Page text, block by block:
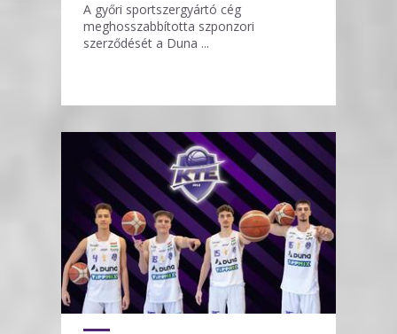
A győri sportszergyártó cég
meghosszabbította szponzori
szerződését a Duna ...